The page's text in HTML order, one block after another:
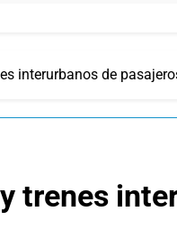
interurbanos de
trenes